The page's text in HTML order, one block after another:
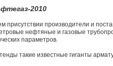
2010
присутствии производители и
нефтяные и газовые
параметров.
такие известные гиганты